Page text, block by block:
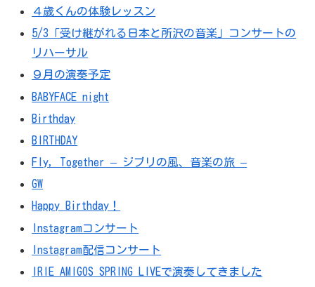
４歳くんの体験レッスン
5/3「受け継がれる日本と所沢の音楽」コンサートの
リハーサル
９月の演奏予定
BABYFACE night
Birthday
BIRTHDAY
Fly，Together – ジブリの風、音楽の旅 –
GW
Happy Birthday！
Instagramコンサート
Instagram配信コンサート
IRIE AMIGOS SPRING LIVEで演奏してきました